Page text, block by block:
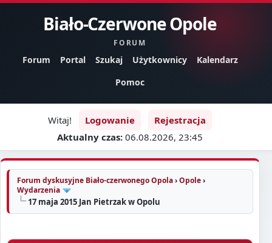
Biało-Czerwone Opole
FORUM
Forum Portal Szukaj Użytkownicy
Kalendarz
Pomoc
Witaj! Logowanie
Rejestracja
Aktualny czas: 06.08.2026, 23:45
Forum dyskusyjne Biało-czerwonego Opola›Opole›
Wydarzenia
17 maja 2015 Jan Pietrzak w Opolu